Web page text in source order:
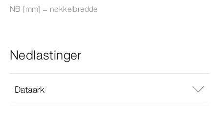
NB [mm] = nøkkelbredde
Nedlastinger
Dataark